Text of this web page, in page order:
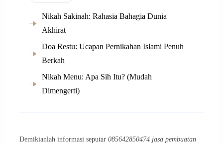
Nikah Sakinah: Rahasia Bahagia Dunia
Akhirat
Doa Restu: Ucapan Pernikahan Islami Penuh
Berkah
Nikah Menu: Apa Sih Itu? (Mudah
Dimengerti)
Demikianlah informasi seputar 085642850474 jasa pembuatan